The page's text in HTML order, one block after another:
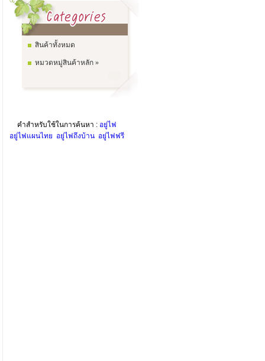
สินค้าทั้งหมด
หมวดหมู่สินค้าหลัก »
คำสำหรับใช้ในการค้นหา : อยู่ไฟ
อยู่ไฟแผนไทย อยู่ไฟถึงบ้าน อยู่ไฟฟรี